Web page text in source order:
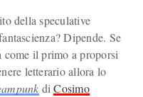
della speculative
Dipende. Se
come il primo a proporsi
letterario allora lo
diCosimo